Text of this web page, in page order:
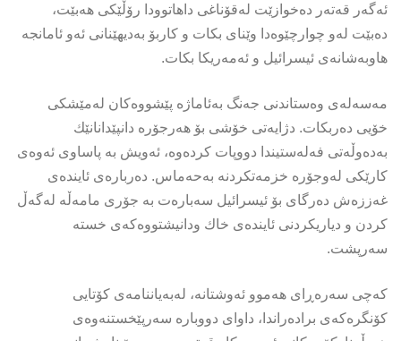
ئەگەر قەتەر دەخوازێت لەقۆناغی داهاتوودا رۆڵێکی هەبێت،
دەبێت لەو چوارچێوەدا وێنای بکات و کاربۆ بەدیهێنانی ئەو ئامانجە
هاوبەشانەی ئیسرائیل و ئەمەریکا بکات.
مەسەلەی وەستاندنی جەنگ بەئاماژە پێشووەکان لەمێشکی
خۆیی دەربکات. دژایەتی خۆشی بۆ هەرجۆرە دانپێدانانێك
بەدەوڵەتی فەلەستیندا دووپات کردەوە، ئەویش بە پاساوی ئەوەی
کارێکی لەوجۆرە خزمەتکردنە بەحەماس. دەربارەی ئایندەی
غەززەش دەرگای بۆ ئیسرائیل سەبارەت بە جۆری مامەڵە لەگەڵ
کردن و دیاریکردنی ئایندەی خاك ودانیشتووەکەی خستە
سەرپشت.
کەچی سەرەڕای هەموو ئەوشتانە، لەبەیاننامەی کۆتایی
کۆنگرەکەی برادەراندا، داوای دووبارە سەرپێخستنەوەی